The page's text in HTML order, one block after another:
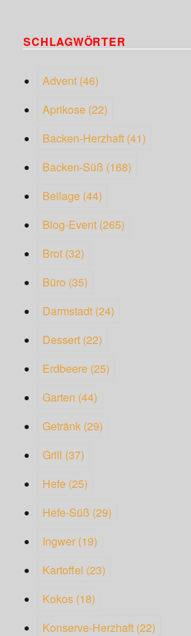
SCHLAGWÖRTER
Advent (46)
Aprikose (22)
Backen-Herzhaft (41)
Backen-Süß (168)
Beilage (44)
Blog-Event (265)
Brot (32)
Büro (35)
Darmstadt (24)
Dessert (22)
Erdbeere (25)
Garten (44)
Getränk (29)
Grill (37)
Hefe (25)
Hefe-Süß (29)
Ingwer (19)
Kartoffel (23)
Kokos (18)
Konserve-Herzhaft (22)